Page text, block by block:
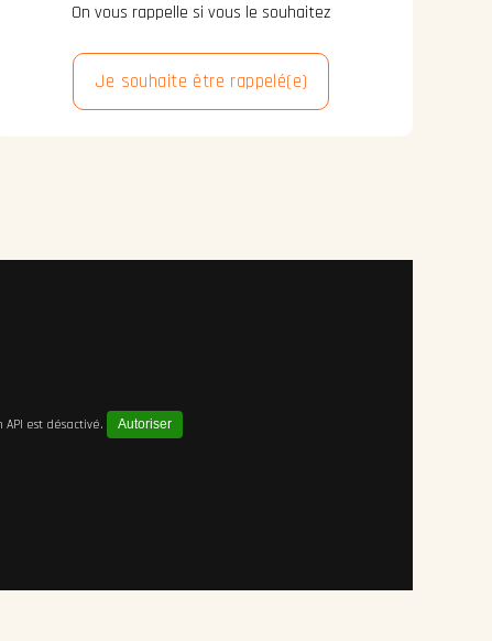
On vous rappelle si vous le souhaitez
Je souhaite être rappelé(e)
est désactivé. Autoriser